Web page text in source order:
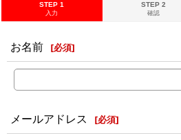
STEP 1
入力
STEP 2
確認
お名前 [必須]
メールアドレス [必須]